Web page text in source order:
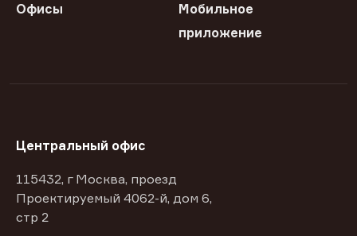
Офисы
Мобильное
приложение
Центральный офис
115432, г Москва, проезд
Проектируемый 4062-й, дом 6,
стр 2